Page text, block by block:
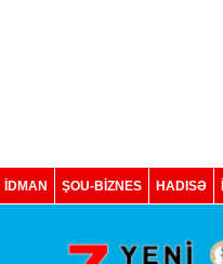
İDMAN ŞOU-BİZNES HADISƏ